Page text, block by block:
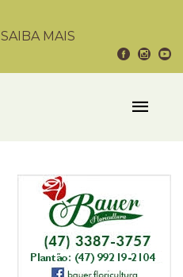
SAIBA MAIS